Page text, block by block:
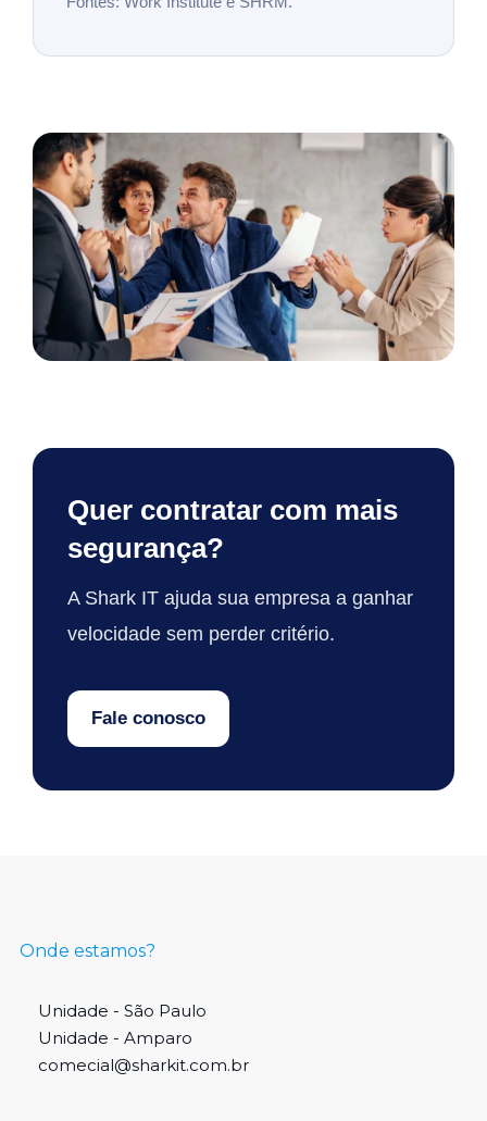
Quer contratar com mais
segurança?
A Shark IT ajuda sua empresa a ganhar
velocidade sem perder critério.
Fale conosco
Onde estamos?
Unidade - São Paulo
Unidade - Amparo
comecial@sharkit.com.br